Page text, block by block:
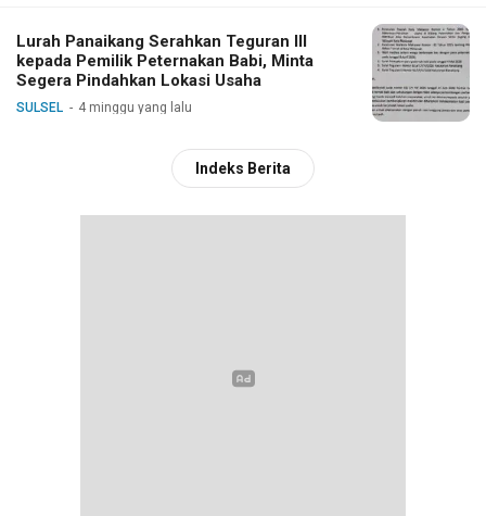
Lurah Panaikang Serahkan Teguran III
kepada Pemilik Peternakan Babi, Minta
Segera Pindahkan Lokasi Usaha
SULSEL 4 minggu yang lalu
Indeks Berita